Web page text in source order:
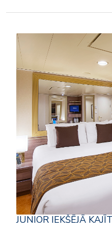
JUNIOR IEKŠĒJĀ